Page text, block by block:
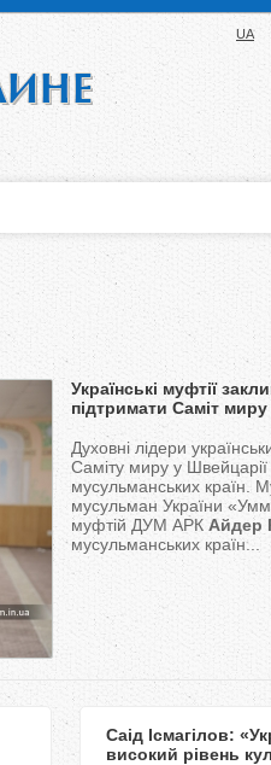
UA
Українські муфтії
підтримати Саміт миру
Духовні лідери
Саміту миру у
мусульманських країн.
мусульман України
муфтій ДУМ АРК Айдер
мусульманських країн...
Саід Ісмагілов:
високий рівень